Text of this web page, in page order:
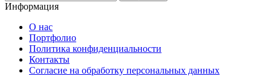
Информация
О нас
Портфолио
Политика конфиденциальности
Контакты
Согласие на обработку персональных данных